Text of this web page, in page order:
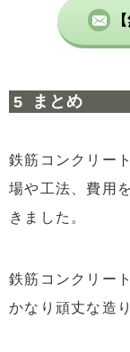
まとめ
鉄筋コンクリー
場や工法、費用
きました。
鉄筋コンクリー
かなり頑丈な造